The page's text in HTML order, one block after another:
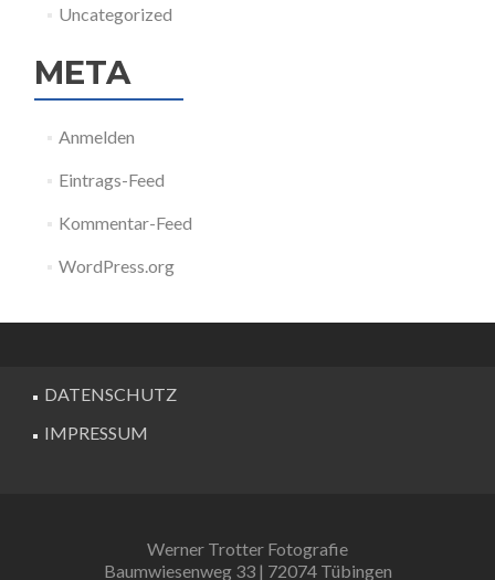
Uncategorized
META
Anmelden
Eintrags-Feed
Kommentar-Feed
WordPress.org
DATENSCHUTZ
IMPRESSUM
Werner Trotter Fotografie
Baumwiesenweg 33 | 72074 Tübingen